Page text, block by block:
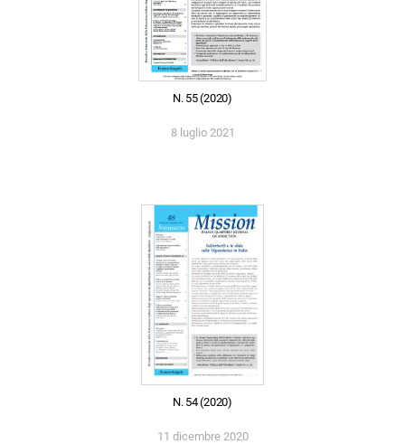
N. 55 (2020)
8 luglio 2021
N. 54 (2020)
11 dicembre 2020